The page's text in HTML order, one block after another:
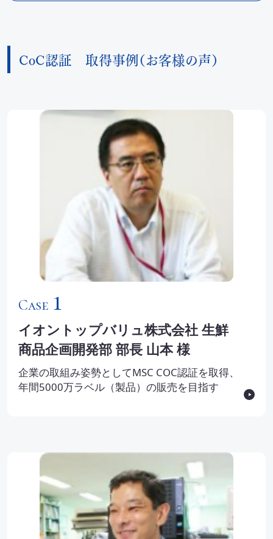
CoC認証 取得事例（お客様の声）
Case 1
イオントップバリュ株式会社 生鮮
商品企画開発部 部長 山本 様
企業の取組み姿勢としてMSC COC認証を取得、
年間5000万ラベル（製品）の販売を目指す